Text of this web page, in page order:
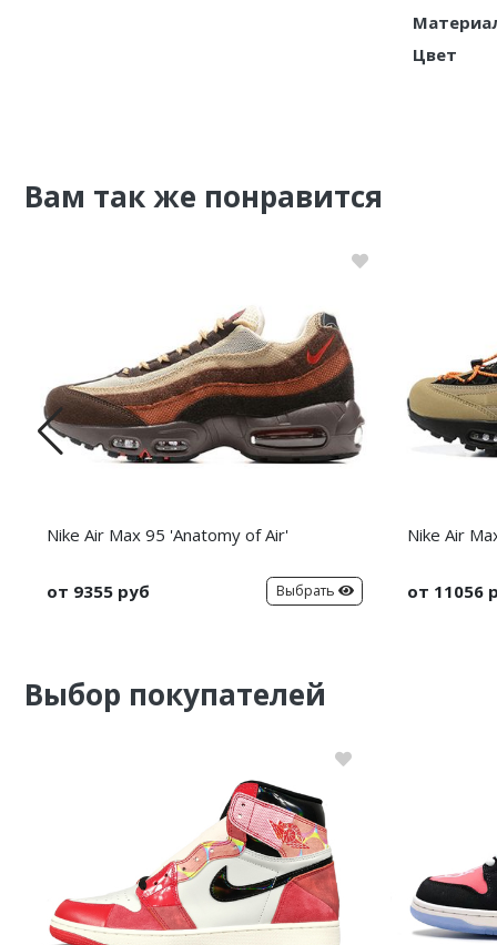
Цвет
Вам так же понравится
Nike Air Max 95 'Anatomy of Air'
от 9355 руб Выбрать
Nike Air
от 11056
Выбор покупателей
Nike Foamposite